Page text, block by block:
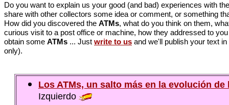
Do you want to explain us your good (and bad) experiences with
share with other collectors some idea or comment, or something
How did you discovered the ATMs, what do you think on them,
curious visit to a post office or machine, how they addressed to
obtain some ATMs ... Just write to us and we'll publish your text
only).
Los ATMs, un salto más en la evolución de
Izquierdo